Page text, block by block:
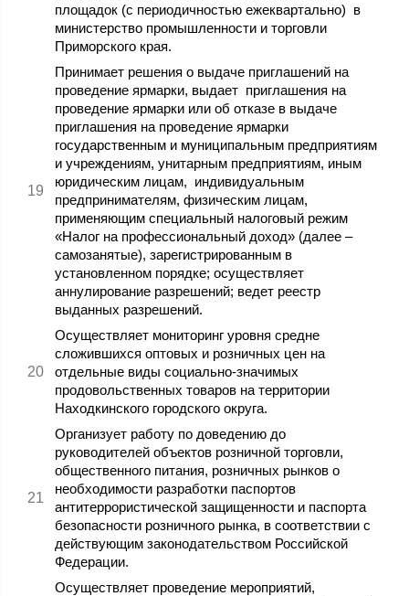
площадок (с периодичностью ежеквартально) в
министерство промышленности и торговли
Приморского края.
Принимает решения о выдаче приглашений на
проведение ярмарки, выдает приглашения на
проведение ярмарки или об отказе в выдаче
приглашения на проведение ярмарки
государственным и муниципальным предприятиям
и учреждениям, унитарным предприятиям, иным
юридическим лицам, индивидуальным
предпринимателям, физическим лицам,
применяющим специальный налоговый режим
«Налог на профессиональный доход» (далее –
самозанятые), зарегистрированным в
установленном порядке; осуществляет
аннулирование разрешений; ведет реестр
выданных разрешений.
Осуществляет мониторинг уровня средне
сложившихся оптовых и розничных цен на
отдельные виды социально-значимых
продовольственных товаров на территории
Находкинского городского округа.
Организует работу по доведению до
руководителей объектов розничной торговли,
общественного питания, розничных рынков о
необходимости разработки паспортов
антитеррористической защищенности и паспорта
безопасности розничного рынка, в соответствии с
действующим законодательством Российской
Федерации.
Осуществляет проведение мероприятий,